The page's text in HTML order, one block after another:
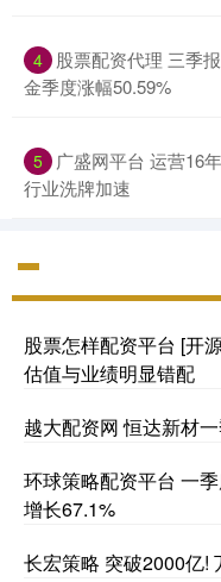
4 股票配资代理 三季
金季度涨幅50.59%
5 广盛网平台 运营16
行业洗牌加速
股票怎样配资平台 [开
估值与业绩明显错配
越大配资网 恒达新材
环球策略配资平台 一
增长67.1%
长宏策略 突破2000亿!